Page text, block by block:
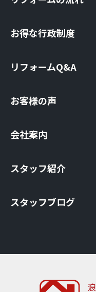
お得な⾏政制度
リフォームQ&A
お客様の声
会社案内
スタッフ紹介
スタッフブログ